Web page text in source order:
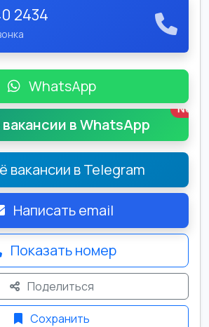
2434
WhatsApp
в WhatsApp
New
вакансии в Telegram
Написать email
Показать номер
Поделиться
Сохранить